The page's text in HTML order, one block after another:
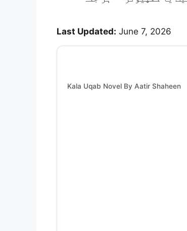
Last Updated: June 7, 2026
Kala Uqab Novel By Aatir Shaheen